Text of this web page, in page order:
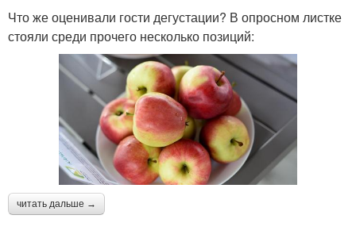
Что же оценивали гости дегустации? В опросном листке
стояли среди прочего несколько позиций:
читать дальше →